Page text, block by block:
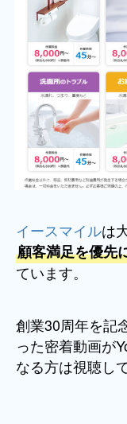
イースマイルは
顧客満足を優先
ています。
創業30周年を記
った密着動画が
なる方は視聴し